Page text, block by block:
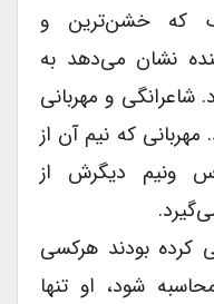
خشن‌ترین و
نشان می‌دهد به
و مهربانی
که نیم آن از
ونیم دیگرش از
کرده بودند هرکسى
شود، او تنها